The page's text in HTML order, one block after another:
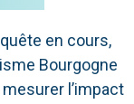
en cours,
Bourgogne
l’impact